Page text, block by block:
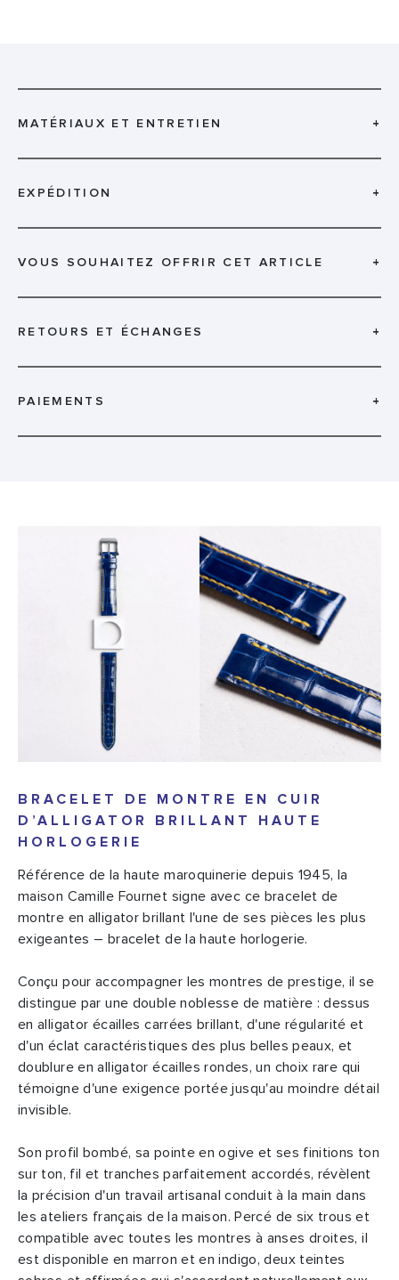
MATÉRIAUX ET ENTRETIEN +
EXPÉDITION +
VOUS SOUHAITEZ OFFRIR CET ARTICLE +
RETOURS ET ÉCHANGES +
PAIEMENTS +
BRACELET DE MONTRE EN CUIR
D’ALLIGATOR BRILLANT HAUTE
HORLOGERIE
Référence de la haute maroquinerie depuis 1945, la
maison Camille Fournet signe avec ce bracelet de
montre en alligator brillant l'une de ses pièces les plus
exigeantes – bracelet de la haute horlogerie.
Conçu pour accompagner les montres de prestige, il se
distingue par une double noblesse de matière : dessus
en alligator écailles carrées brillant, d'une régularité et
d'un éclat caractéristiques des plus belles peaux, et
doublure en alligator écailles rondes, un choix rare qui
témoigne d'une exigence portée jusqu'au moindre détail
invisible.
Son profil bombé, sa pointe en ogive et ses finitions ton
sur ton, fil et tranches parfaitement accordés, révèlent
la précision d'un travail artisanal conduit à la main dans
les ateliers français de la maison. Percé de six trous et
compatible avec toutes les montres à anses droites, il
est disponible en marron et en indigo, deux teintes